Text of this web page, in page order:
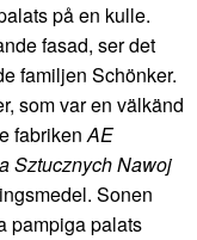
på en kulle.
fasad, ser det
familjen Schönker.
som var en välkänd
fabrikenAE
Sztucznych Nawoj
Sonen
pampiga palats